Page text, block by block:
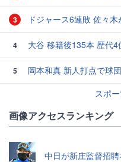
3 ドジャース6連敗 佐々木
4 大谷 移籍後135本 歴代4
5
岡本和真 新人打点で球
スポ
画像アクセスランキング
中日が新庄監督招